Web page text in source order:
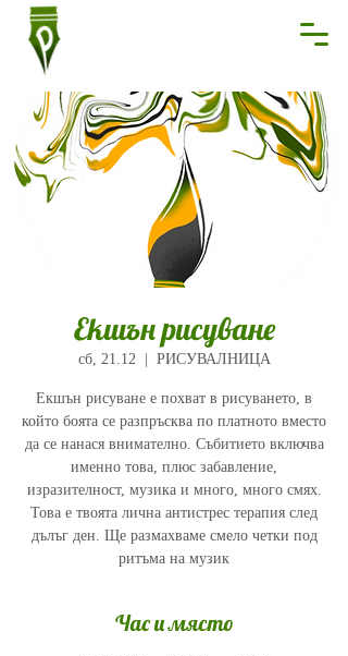
Екшън рисуване
сб, 21.12
  |
РИСУВАЛНИЦА
Екшън рисуване е похват в рисуването, в
който боята се разпръсква по платното вместо
да се нанася внимателно. Събитието включва
именно това, плюс забавление,
изразителност, музика и много, много смях.
Това е твоята лична антистрес терапия след
дълъг ден. Ще размахваме смело четки под
ритъма на музик
Час и място